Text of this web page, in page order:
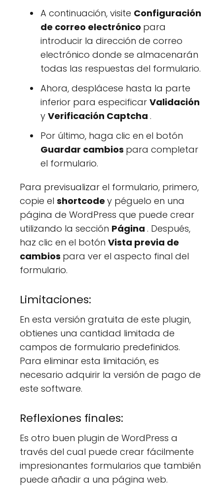
A continuación, visite Configuración
de correo electrónico para
introducir la dirección de correo
electrónico donde se almacenarán
todas las respuestas del formulario.
Ahora, desplácese hasta la parte
inferior para especificar Validación
y Verificación Captcha .
Por último, haga clic en el botón
Guardar cambios para completar
el formulario.
Para previsualizar el formulario, primero,
copie el shortcode y péguelo en una
página de WordPress que puede crear
utilizando la sección Página . Después,
haz clic en el botón Vista previa de
cambios para ver el aspecto final del
formulario.
Limitaciones:
En esta versión gratuita de este plugin,
obtienes una cantidad limitada de
campos de formulario predefinidos.
Para eliminar esta limitación, es
necesario adquirir la versión de pago de
este software.
Reflexiones finales:
Es otro buen plugin de WordPress a
través del cual puede crear fácilmente
impresionantes formularios que también
puede añadir a una página web.